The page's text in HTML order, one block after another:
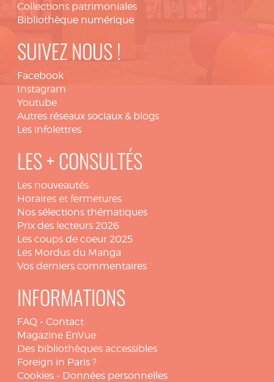
Collections patrimoniales
Bibliothèque numérique
SUIVEZ NOUS !
Facebook
Instagram
Youtube
Autres réseaux sociaux & blogs
Les infolettres
LES + CONSULTÉS
Les nouveautés
Horaires et fermetures
Nos sélections thématiques
Prix des lecteurs 2026
Les coups de coeur 2025
Les Mordus du Manga
Vos derniers commentaires
INFORMATIONS
FAQ - Contact
Magazine EnVue
Des bibliothèques accessibles
Foreign in Paris ?
Cookies - Données personnelles